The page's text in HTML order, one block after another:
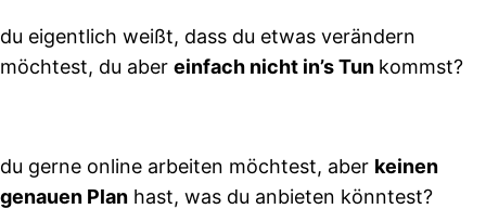
du eigentlich weißt, dass du etwas verändern
möchtest, du aber einfach nicht in’s Tun kommst?
du gerne online arbeiten möchtest, aber keinen
genauen Plan hast, was du anbieten könntest?